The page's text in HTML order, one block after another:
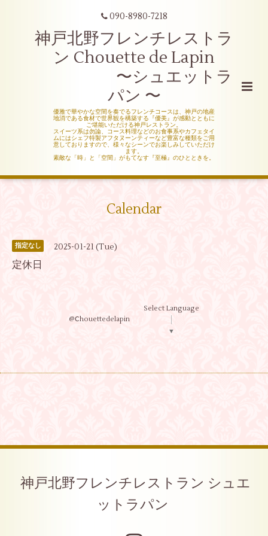
090-8980-7218
神戸北野フレンチレストラ
ン Chouette de Lapin
〜シュエットラ
パン 〜
優雅で華やかな空間を奏でるフレンチコースは、神戸の地産
地消である食材で世界観を構築する『優美』が感動とともに
ご堪能いただける神戸レストラン。
スイーツ系は勿論、コース料理などのお食事系やカフェタイ
ムにはシェフ特製アフタヌーンティーなど豊富な種類をご用
意しておりますので、様々なシーンでお楽しみしていただけ
ます。
素敵な「時」と「空間」がもてなす『至極』のひとときを。
Calendar
指定なし 2025-01-21 (Tue)
定休日
@Ⅽhouettedelapin
Select Language
▼
神戸北野フレンチレストラン シュエ
ットラパン